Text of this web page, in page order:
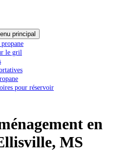
principal
le gril
pour réservoir
en
MS